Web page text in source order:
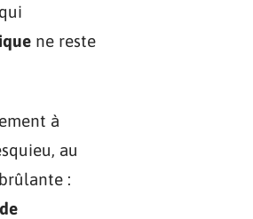
ne reste
à
au
: